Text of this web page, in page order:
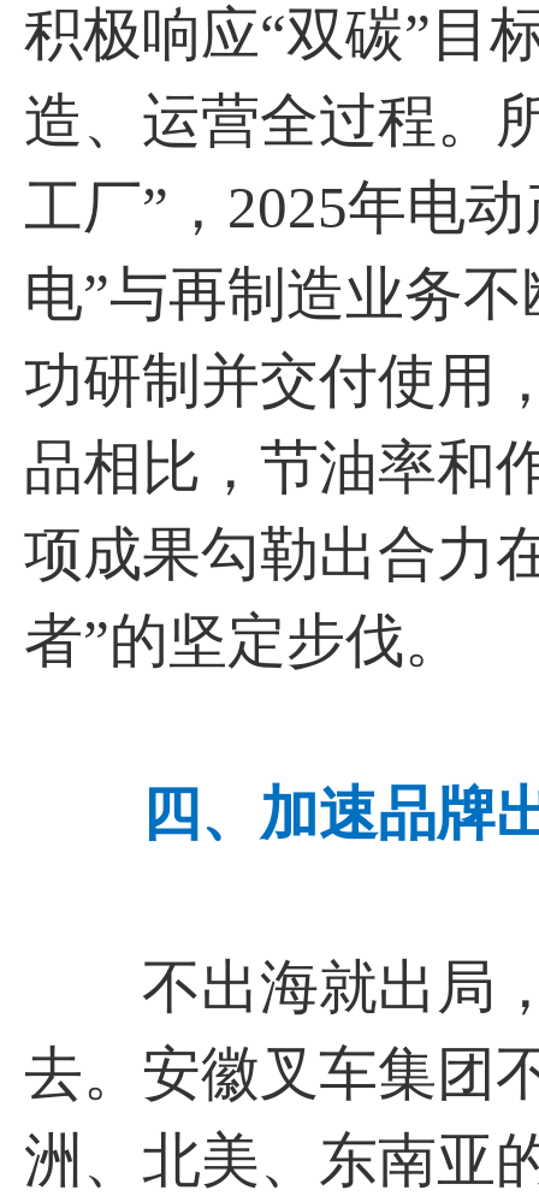
积极响应“双碳”目
造、运营全过程。
工厂”，2025年电
电”与再制造业务
功研制并交付使用
品相比，节油率
项成果勾勒出合力
者”的坚定步伐。
四、加速品牌
不出海就出局，
去。安徽叉车集团
洲、北美、东南亚